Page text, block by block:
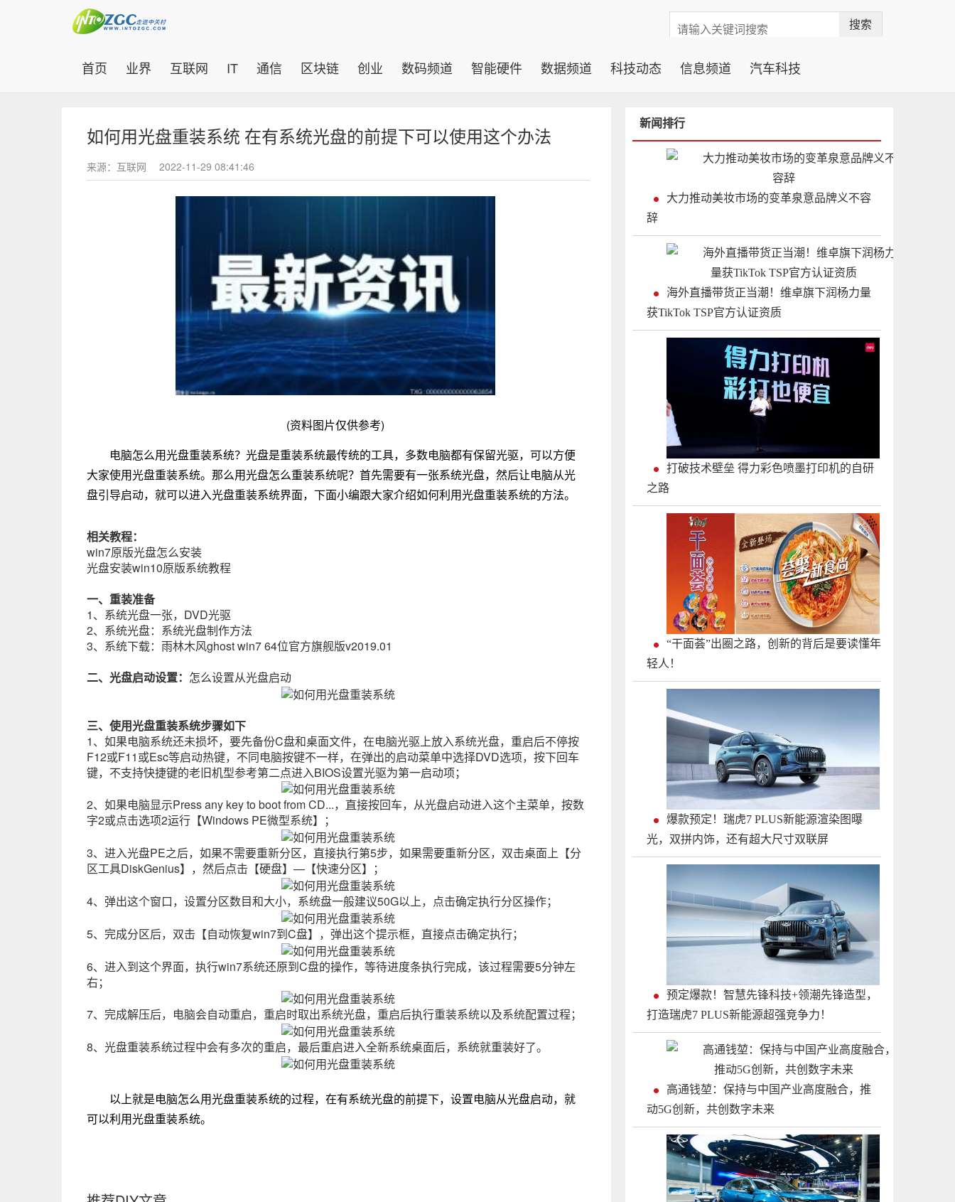
搜索
首页 (current)
业界 互联网 IT 通信 区块链 创业 数码频道 智能硬件 数据频道 科技动态 信息频道 汽车科技
如何用光盘重装系统 在有系统光盘的前提下可以使用这个办法
来源：互联网 2022-11-29 08:41:46
(资料图片仅供参考)
电脑怎么用光盘重装系统？光盘是重装系统最传统的工具，多数电脑都有保留光驱，可以方便
大家使用光盘重装系统。那么用光盘怎么重装系统呢？首先需要有一张系统光盘，然后让电脑从光
盘引导启动，就可以进入光盘重装系统界面，下面小编跟大家介绍如何利用光盘重装系统的方法。
相关教程：
win7原版光盘怎么安装
光盘安装win10原版系统教程
一、重装准备
1、系统光盘一张，DVD光驱
2、系统光盘：系统光盘制作方法
3、系统下载：雨林木风ghost win7 64位官方旗舰版v2019.01
二、光盘启动设置： 怎么设置从光盘启动
三、使用光盘重装系统步骤如下
1、如果电脑系统还未损坏，要先备份C盘和桌面文件，在电脑光驱上放入系统光盘，重启后不停按
F12或F11或Esc等启动热键，不同电脑按键不一样，在弹出的启动菜单中选择DVD选项，按下回车
键，不支持快捷键的老旧机型参考第二点进入BIOS设置光驱为第一启动项；
2、如果电脑显示Press any key to boot from CD...，直接按回车，从光盘启动进入这个主菜单，按数
字2或点击选项2运行【Windows PE微型系统】；
3、进入光盘PE之后，如果不需要重新分区，直接执行第5步，如果需要重新分区，双击桌面上【分
区工具DiskGenius】，然后点击【硬盘】—【快速分区】；
4、弹出这个窗口，设置分区数目和大小，系统盘一般建议50G以上，点击确定执行分区操作；
5、完成分区后，双击【自动恢复win7到C盘】，弹出这个提示框，直接点击确定执行；
6、进入到这个界面，执行win7系统还原到C盘的操作，等待进度条执行完成，该过程需要5分钟左
右；
7、完成解压后，电脑会自动重启，重启时取出系统光盘，重启后执行重装系统以及系统配置过程；
8、光盘重装系统过程中会有多次的重启，最后重启进入全新系统桌面后，系统就重装好了。
以上就是电脑怎么用光盘重装系统的过程，在有系统光盘的前提下，设置电脑从光盘启动，就
可以利用光盘重装系统。
新闻排行
大力推动美妆市场的变革泉意品牌义不容
辞
海外直播带货正当潮！维卓旗下润杨力量
获TikTok TSP官方认证资质
打破技术壁垒 得力彩色喷墨打印机的自研
之路
“干面荟”出圈之路，创新的背后是要读懂年
轻人！
爆款预定！瑞虎7 PLUS新能源渲染图曝
光，双拼内饰，还有超大尺寸双联屏
预定爆款！智慧先锋科技+领潮先锋造型，
打造瑞虎7 PLUS新能源超强竞争力！
高通钱堃：保持与中国产业高度融合，推
动5G创新，共创数字未来